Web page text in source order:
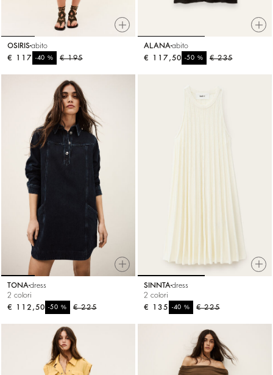
OSIRISabito
€ 195
-40%
€ 117
ALANA abito
€ 235
-50%
€ 117,50
TONA dress
2 colori
€ 225
-50%
€ 112,50
SINNTA dress
2 colori
€ 225
-40%
€ 135